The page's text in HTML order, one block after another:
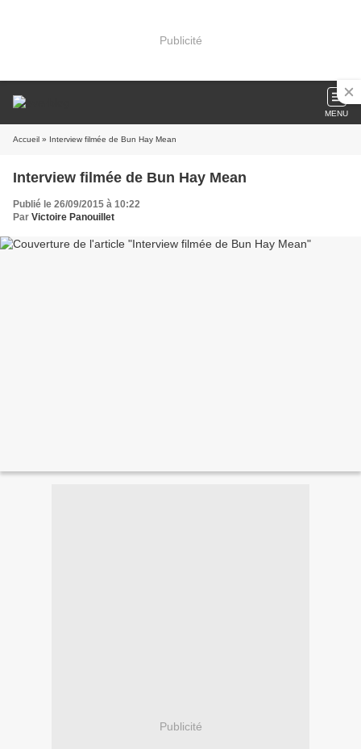
Publicité
MENU
Accueil » Interview filmée de Bun Hay Mean
Interview filmée de Bun Hay Mean
Publié le 26/09/2015 à 10:22
Par Victoire Panouillet
Publicité